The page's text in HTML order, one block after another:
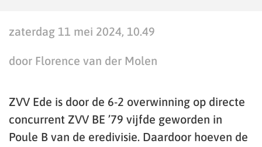
zaterdag 11 mei 2024, 10.49
door Florence van der Molen
ZVV Ede is door de 6-2 overwinning op directe
concurrent ZVV BE ’79 vijfde geworden in
Poule B van de eredivisie. Daardoor hoeven de